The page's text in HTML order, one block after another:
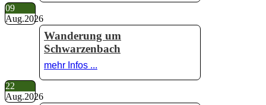
09
Aug.2026
Wanderung um
Schwarzenbach
mehr Infos ...
22
Aug.2026